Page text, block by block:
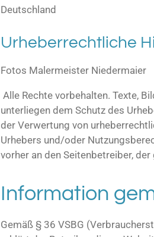
Deutschland
Urheberrechtliche
Fotos Malermeister Niedermaier
Alle Rechte vorbehalten. Texte,
unterliegen dem Schutz des
der Verwertung von
Urhebers und/oder
vorher an den Seitenbetreiber,
Information
Gemäß § 36 VSBG